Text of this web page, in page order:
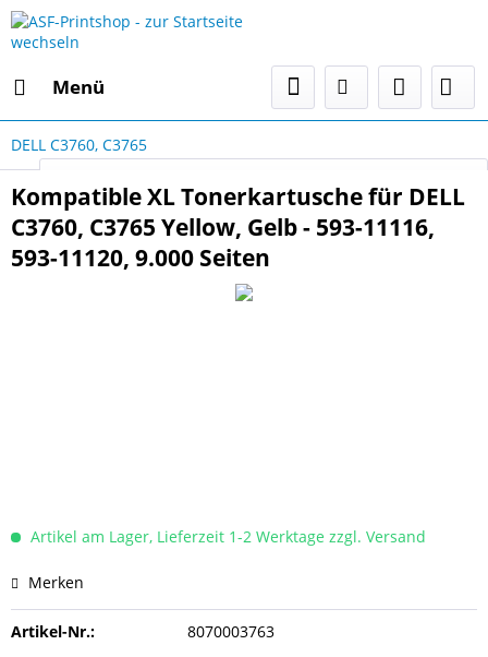
Menü
Select Language
DELL C3760, C3765
Kompatible XL Tonerkartusche für DELL
C3760, C3765 Yellow, Gelb - 593-11116,
593-11120, 9.000 Seiten
Artikel am Lager, Lieferzeit 1-2 Werktage zzgl. Versand
Merken
Artikel-Nr.: 8070003763